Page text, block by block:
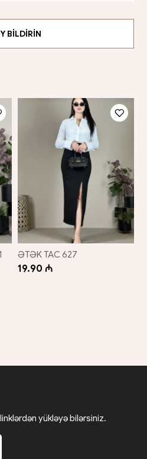
BILDIRIN
ƏTƏK TAC 627
19.90 ₼
yükləyə bilərsiniz.